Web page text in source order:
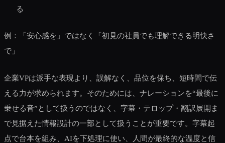
る
例：「安心感を」ではなく「初見の社員でも理解できる明快さ
で」
企業VPは派手な表現より、誤解なく、品位を保ち、短時間で伝
える力が求められます。そのためには、ナレーションを“最後に
乗せる音”として扱うのではなく、字幕・テロップ・翻訳展開ま
で見据えた情報設計の一部として扱うことが重要です。字幕起
点で台本を組み、AIを下処理に使い、人間が最終的な温度と信